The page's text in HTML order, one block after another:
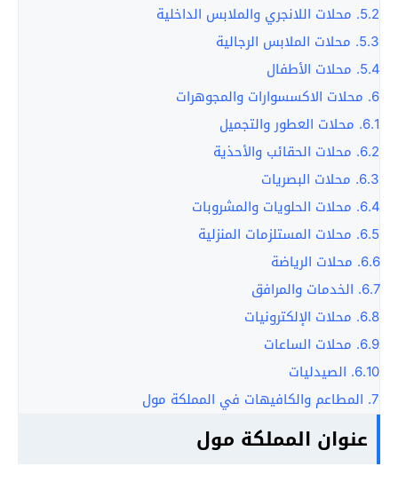
5.2. محلات اللانجري والملابس الداخلية
5.3. محلات الملابس الرجالية
5.4. محلات الأطفال
6. محلات الاكسسوارات والمجوهرات
6.1. محلات العطور والتجميل
6.2. محلات الحقائب والأحذية
6.3. محلات البصريات
6.4. محلات الحلويات والمشروبات
6.5. محلات المستلزمات المنزلية
6.6. محلات الرياضة
6.7. الخدمات والمرافق
6.8. محلات الإلكترونيات
6.9. محلات الساعات
6.10. الصيدليات
7. المطاعم والكافيهات في المملكة مول
عنوان المملكة مول